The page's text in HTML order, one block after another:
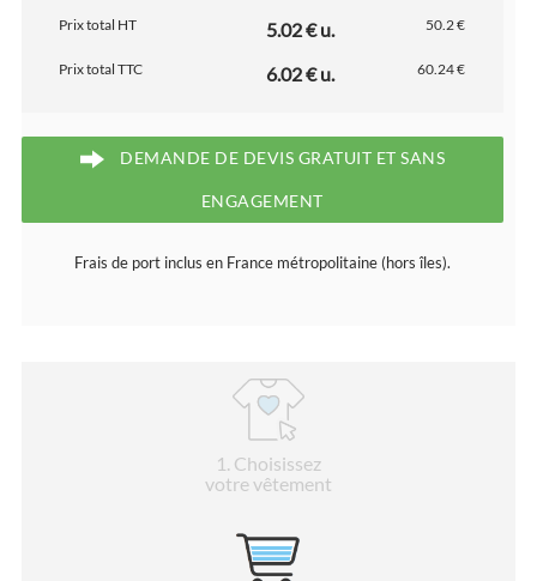
Prix total HT
5.02 € u. 50.2 €
Prix total TTC 6.02 € u. 60.24 €
DEMANDE DE DEVIS GRATUIT ET SANS
ENGAGEMENT
Frais de port inclus en France métropolitaine (hors îles).
1 . Choisissez
votre vêtement